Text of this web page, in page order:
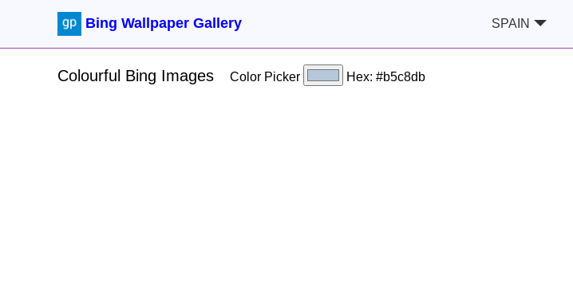
Bing Wallpaper Gallery SPAIN
Colourful Bing Images Color Picker Hex: #b5c8db